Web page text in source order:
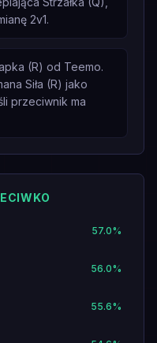
2v1.
(R) od Teemo.
Siła (R) jako
przeciwnik ma
57.0%
56.0%
55.6%